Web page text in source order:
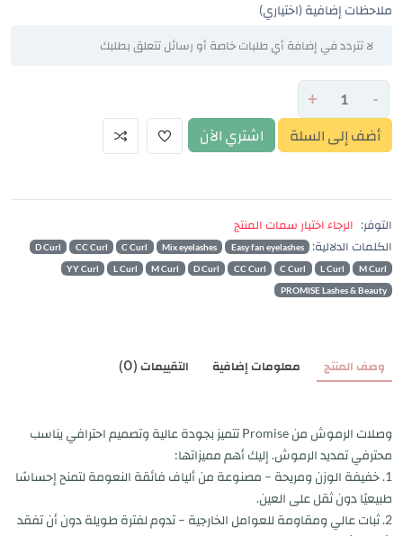
ملاحظات إضافية (اختياري)
-
+
أضف إلى السلة اشتري الآن
التوفر:
الرجاء اختيار سمات المنتج
الكلمات الدلالية:
Easy fan eyelashes
Mix eyelashes
C Curl
CC Curl
D Curl
M Curl
L Curl
C Curl
CC Curl
D Curl
M Curl
L Curl
YY Curl
PROMISE Lashes & Beauty
وصف المنتج معلومات إضافية التقييمات (0)
وصلات الرموش من Promise تتميز بجودة عالية وتصميم احترافي يناسب
محترفي تمديد الرموش. إليك أهم مميزاتها:
1. خفيفة الوزن ومريحة – مصنوعة من ألياف فائقة النعومة لتمنح إحساسًا
طبيعيًا دون ثقل على العين.
2. ثبات عالي ومقاومة للعوامل الخارجية – تدوم لفترة طويلة دون أن تفقد